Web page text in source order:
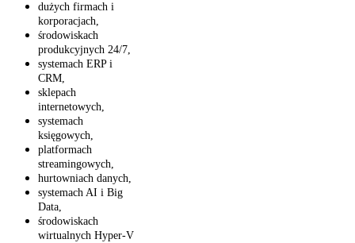
dużych firmach i
korporacjach,
środowiskach
produkcyjnych 24/7,
systemach ERP i
CRM,
sklepach
internetowych,
systemach
księgowych,
platformach
streamingowych,
hurtowniach danych,
systemach AI i Big
Data,
środowiskach
wirtualnych Hyper-V